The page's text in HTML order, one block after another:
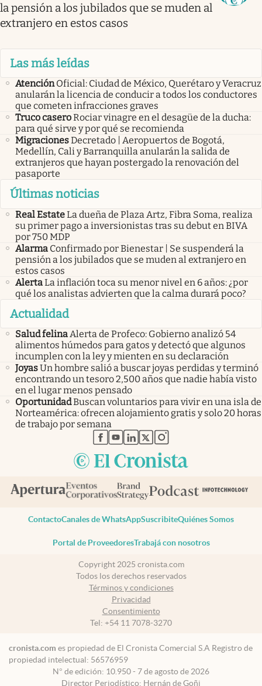
la pensión a los jubilados que se muden al
extranjero en estos casos
Las más leídas
Atención Oficial: Ciudad de México, Querétaro y Veracruz
anularán la licencia de conducir a todos los conductores
que cometen infracciones graves
Truco caseroRociar vinagre en el desagüe de la ducha:
para qué sirve y por qué se recomienda
MigracionesDecretado | Aeropuertos de Bogotá,
Medellín, Cali y Barranquilla anularán la salida de
extranjeros que hayan postergado la renovación del
pasaporte
Últimas noticias
Real EstateLa dueña de Plaza Artz, Fibra Soma, realiza
su primer pago a inversionistas tras su debut en BIVA
por 750 MDP
Alarma Confirmado por Bienestar | Se suspenderá la
pensión a los jubilados que se muden al extranjero en
estos casos
AlertaLa inflación toca su menor nivel en 6 años: ¿por
qué los analistas advierten que la calma durará poco?
Actualidad
Salud felinaAlerta de Profeco: Gobierno analizó 54
alimentos húmedos para gatos y detectó que algunos
incumplen con la ley y mienten en su declaración
JoyasUn hombre salió a buscar joyas perdidas y terminó
encontrando un tesoro 2,500 años que nadie había visto
en el lugar menos pensado
OportunidadBuscan voluntarios para vivir en una isla de
Norteamérica: ofrecen alojamiento gratis y solo 20 horas
de trabajo por semana
abre en nueva pestaña
abre en nueva pestaña
abre en nueva pestaña
abre en nueva pestaña
abre en nueva pestaña
ContactoCanales de WhatsAppSuscribiteQuiénes Somos
Portal de ProveedoresTrabajá con nosotros
Copyright 2025 cronista.com
Todos los derechos reservados
Términos y condiciones
Privacidad
Consentimiento
Tel: +54 11 7078-3270
cronista.com es propiedad de El Cronista Comercial S.A Registro de
propiedad intelectual: 56576959
N° de edición: 10.950 - 7 de agosto de 2026
Director Periodístico: Hernán de Goñi